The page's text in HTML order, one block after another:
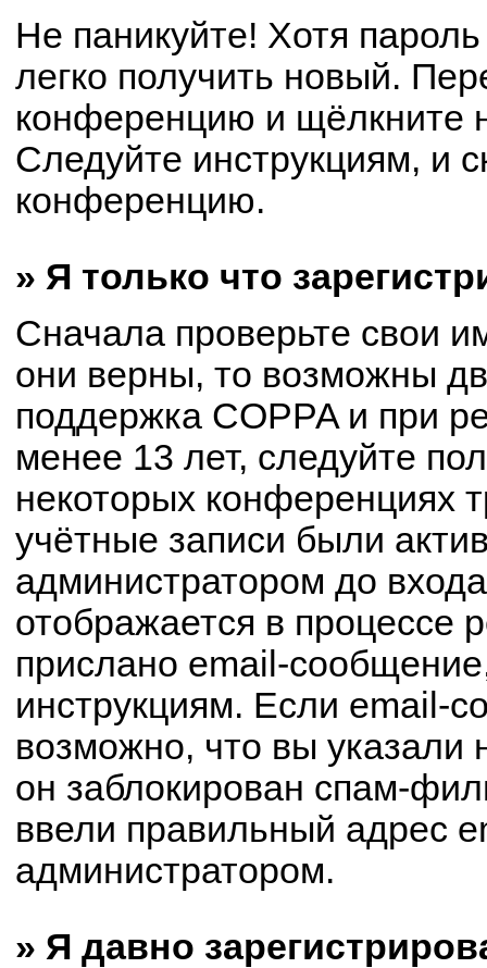
Не паникуйте! Хотя
легко получить новый.
конференцию и щёлкните
Следуйте инструкциям, и
конференцию.
» Я только что
Сначала проверьте свои
они верны, то возможны
поддержка COPPA и при
менее 13 лет, следуйте
некоторых конференциях
учётные записи были
администратором до
отображается в процессе
прислано email-
инструкциям. Если email-
возможно, что вы
он заблокирован спам-
ввели правильный адрес
администратором.
» Я давно